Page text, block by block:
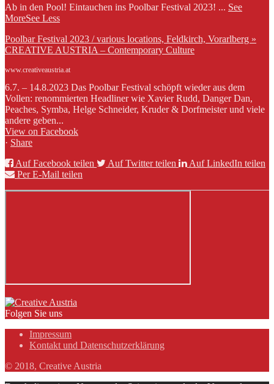
Ab in den Pool! Eintauchen ins Poolbar Festival 2023! ... See
MoreSee Less
Poolbar Festival 2023 / various locations, Feldkirch, Vorarlberg »
CREATIVE AUSTRIA – Contemporary Culture
www.creativeaustria.at
6.7. – 14.8.2023 Das Poolbar Festival schöpft wieder aus dem
Vollen: renommierten Headliner wie Xavier Rudd, Danger Dan,
Peaches, Symba, Helge Schneider, Kruder & Dorfmeister und viele
andere geben...
View on Facebook
· Share
Auf Facebook teilen
Auf Twitter teilen
Auf LinkedIn teilen
Per E-Mail teilen
Folgen Sie uns
Impressum
Kontakt und Datenschutzerklärung
© 2018, Creative Austria